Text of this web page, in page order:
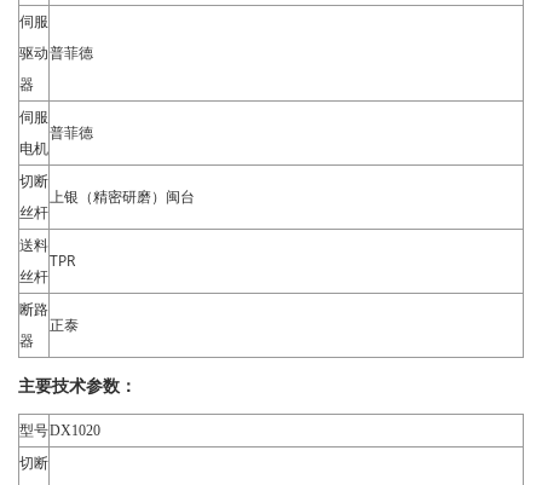
伺服
驱动
器
普菲德
伺服
电机
普菲德
切断
丝杆
上银（精密研磨）闽台
送料
丝杆
TPR
断路
器
正泰
主要技术参数：
型号DX1020
切断